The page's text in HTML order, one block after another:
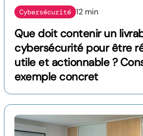
Cybersécurité 12 min
Que doit contenir un
cybersécurité pour être
utile et actionnable ?
exemple concret